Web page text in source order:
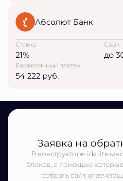
Абсолют Банк
Ставка
21%
Срок
до
Ежемесячный платеж
54 222 руб.
Заявка на
В конструкторе ida.lite
блоков, с помощью
собрать сайт,